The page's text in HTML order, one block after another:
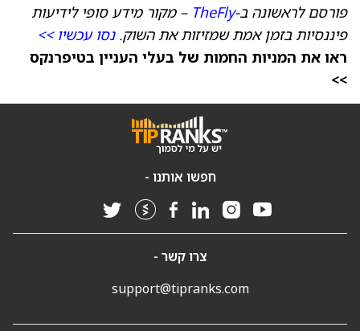
פורסם לראשונה ב-TheFly – מקור מידע סופי לידיעות
פיננסיות בזמן אמת שמזיזות את השוק.נסו עכשיו >>
ראו את המניות החמות של בעלי העניין בטיפרנקס
>>
חפשו אותנו -
צרו קשר -
support@tipranks.com